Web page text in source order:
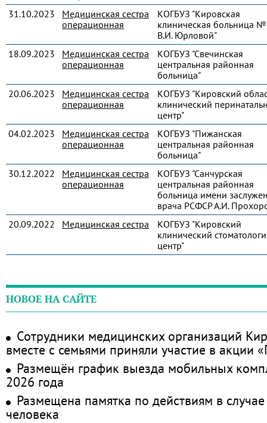
31.10.2023
Медицинская сестра
операционная
КОГБУЗ "Кировская
клиническая больница
В.И. Юрловой"
18.09.2023
Медицинская сестра
операционная
КОГБУЗ "Свечинская
центральная районная
больница"
20.06.2023
Медицинская сестра
операционная
КОГБУЗ "Кировский
клинический
центр"
04.02.2023
Медицинская сестра
операционная
КОГБУЗ "Пижанская
центральная районная
больница"
30.12.2022
Медицинская сестра
операционная
КОГБУЗ "Санчурская
центральная районная
больница имени
врача РСФСР А.И.
20.09.2022
Медицинская сестра
КОГБУЗ "Кировский
клинический
центр"
НОВОЕ НА САЙТЕ
Сотрудники медицинских организаций
вместе с семьями приняли участие в акции
Размещён график выезда мобильных
2026 года
Размещена памятка по действиям в
человека